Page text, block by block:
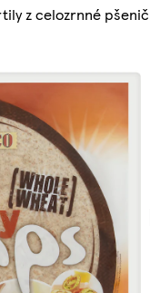
z celozrnné